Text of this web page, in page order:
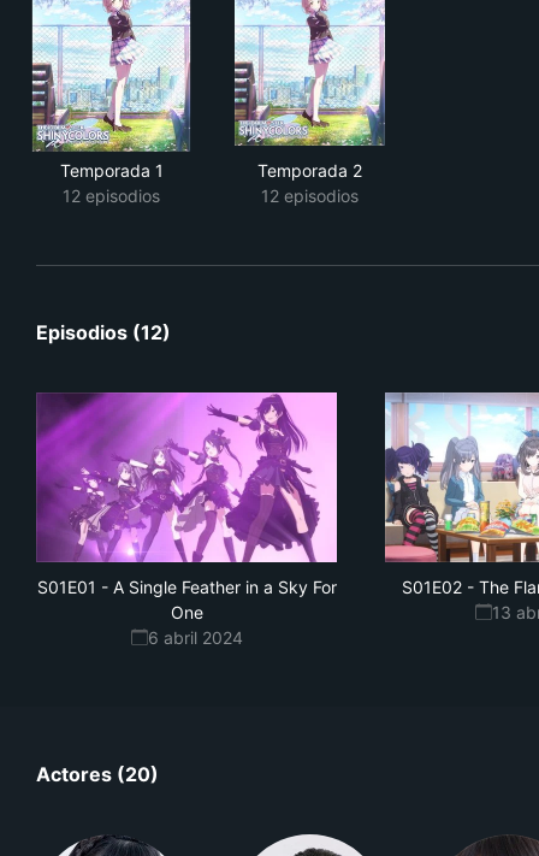
Temporada 1
12 episodios
Temporada 2
12 episodios
Episodios (12)
S01E01 - A Single Feather in a Sky For
One
6 abril 2024
S01E02 - The
13
Actores (20)